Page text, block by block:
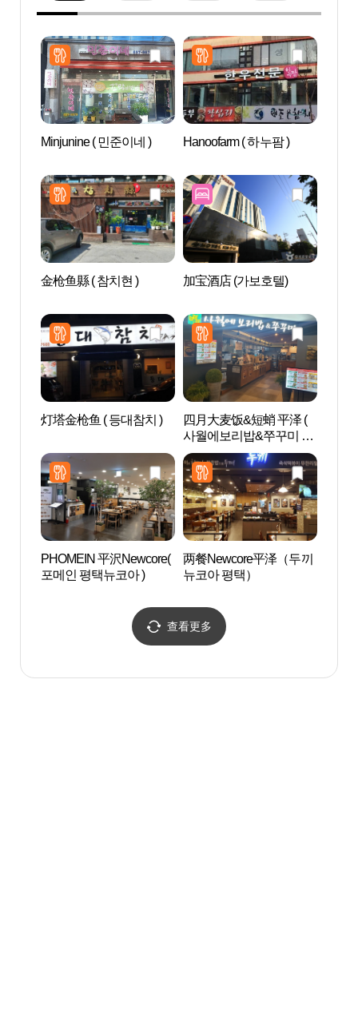
Minjunine ( 민준이네 ) Hanoofarm ( 하누팜 )
金枪鱼縣 ( 참치현 ) 加宝酒店 (가보호텔)
灯塔金枪鱼 ( 등대참치 )
四月大麦饭&短蛸 平泽 (
사월에보리밥&쭈꾸미 평
택 )
PHOMEIN 平沢Newcore(
포메인 평택뉴코아 )
两餐Newcore平泽（두끼
뉴코아 평택）
查看更多